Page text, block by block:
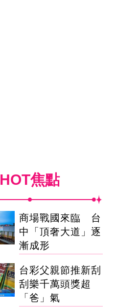
HOT焦點
商場戰國來臨 台
中「頂奢大道」逐
漸成形
台彩父親節推新刮
刮樂千萬頭獎超
「爸」氣